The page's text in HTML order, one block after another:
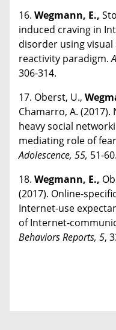
16. Wegmann, E.,
induced craving in
disorder using
reactivity paradigm.
306-314.
17. Oberst, U.,
Chamarro, A.
heavy social
mediating role of
Adolescence, 55, 51-60.
18. Wegmann, E.,
(2017). Online-
Internet-use
of Internet-
Behaviors Reports, 5,